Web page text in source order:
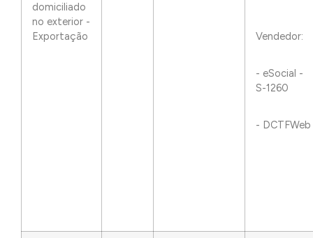
domiciliado
no exterior -
Exportação
Vendedor:
- eSocial -
S-1260
- DCTFWeb